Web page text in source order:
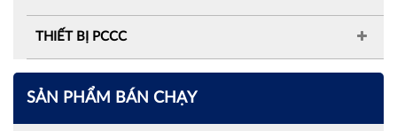
THIẾT BỊ PCCC
SẢN PHẨM BÁN CHẠY